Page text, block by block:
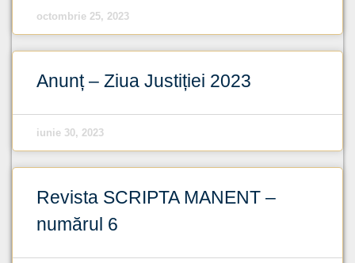
octombrie 25, 2023
Anunț – Ziua Justiției 2023
iunie 30, 2023
Revista SCRIPTA MANENT –
numărul 6